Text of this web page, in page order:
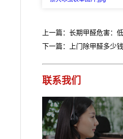
上一篇：长期甲醛危害：
下一篇：上门除甲醛多少
联系我们